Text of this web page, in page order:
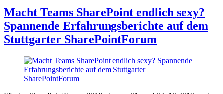
Macht Teams SharePoint endlich sexy?
Spannende Erfahrungsberichte auf dem
Stuttgarter SharePointForum